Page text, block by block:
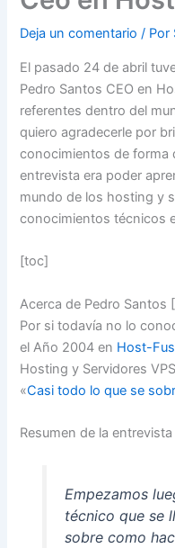
Deja un comentario / Por
El pasado 24 de abril
Pedro Santos CEO en
referentes dentro del
quiero agradecerle por
conocimientos de forma
entrevista era poder
mundo de los hosting y
conocimientos técnicos
[toc]
Acerca de Pedro
Por si todavía no lo
el Año 2004 en Host-
Hosting y Servidores
«Casi todo lo que se
Resumen de la entrevista
Empezamos
técnico que se
sobre como